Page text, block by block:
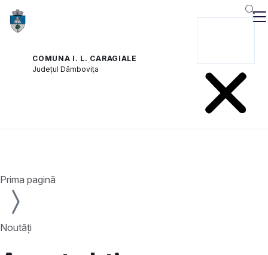
COMUNA I. L. CARAGIALE
JudețulDâmbovița
Prima pagină
Noutăți